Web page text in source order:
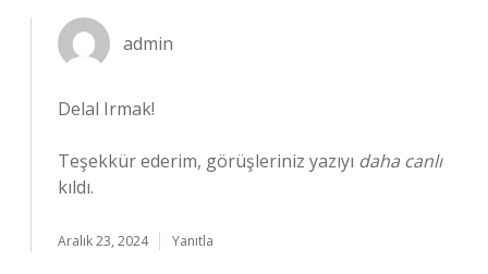
admin
Delal Irmak!
Teşekkür ederim, görüşleriniz yazıyı daha canlı
kıldı.
Aralık 23, 2024 Yanıtla